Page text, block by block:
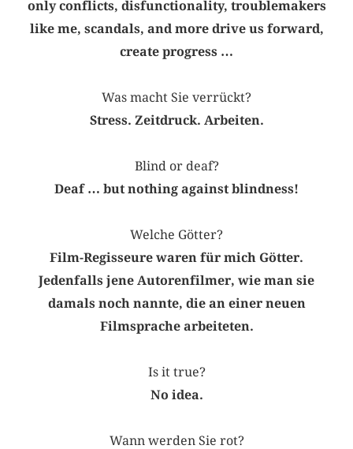
only conflicts, disfunctionality, troublemakers
like me, scandals, and more drive us forward,
create progress …
Was macht Sie verrückt?
Stress. Zeitdruck. Arbeiten.
Blind or deaf?
Deaf … but nothing against blindness!
Welche Götter?
Film-Regisseure waren für mich Götter.
Jedenfalls jene Autorenfilmer, wie man sie
damals noch nannte, die an einer neuen
Filmsprache arbeiteten.
Is it true?
No idea.
Wann werden Sie rot?